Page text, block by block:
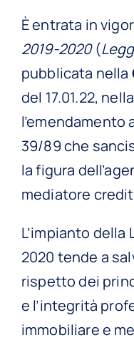
È entrata in
2019-2020(
pubblicata nella
del 17.01.22,
l’emendamento
39/89 che
la figura
mediatore
L’impianto della
2020 tende a
rispetto dei
e l’integrità
immobiliare e